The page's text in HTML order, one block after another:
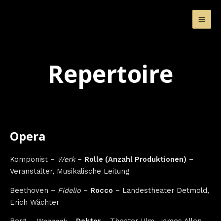
Repertoire
Opera
Komponist – Werk– Rolle (Anzahl Produktionen) –
Veranstalter, Musikalische Leitung
Beethoven – Fidelio – Rocco – Landestheater Detmold,
Erich Wächter